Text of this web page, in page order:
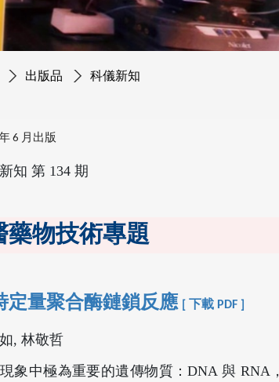
出版品 科儀新知
6 月出版
知 第 134 期
藥物技術專題
定量聚合酶鏈鎖反應 [ 下載 PDF ]
, 林敬哲
象中極為重要的遺傳物質：DNA 與 RNA